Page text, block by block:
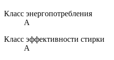
Класс энергопотребления
A
Класс эффективности стирки
A